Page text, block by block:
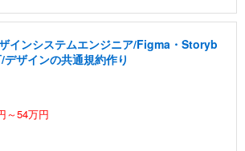
インシステムエンジニア/Figma・Storyb
ザインの共通規約作り
～54万円